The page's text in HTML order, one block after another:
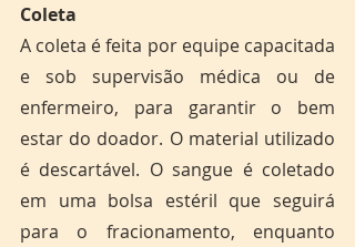
Coleta
A coleta é feita por equipe capacitada
e sob supervisão médica ou de
enfermeiro, para garantir o bem
estar do doador. O material utilizado
é descartável. O sangue é coletado
em uma bolsa estéril que seguirá
para o fracionamento, enquanto